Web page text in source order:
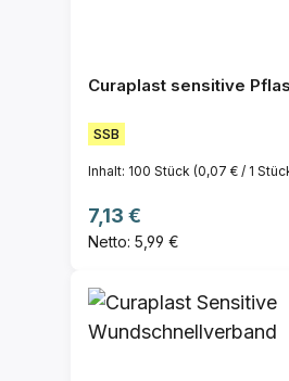
Curaplast sensitive
SSB
Inhalt: 100 Stück (0,07 € / 1
Regulärer Preis:
7,13 €
Netto: 5,99 €